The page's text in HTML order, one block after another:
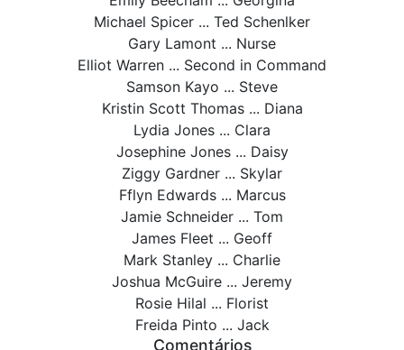
Michael Spicer ... Ted Schenlker
Gary Lamont ... Nurse
Elliot Warren ... Second in Command
Samson Kayo ... Steve
Kristin Scott Thomas ... Diana
Lydia Jones ... Clara
Josephine Jones ... Daisy
Ziggy Gardner ... Skylar
Fflyn Edwards ... Marcus
Jamie Schneider ... Tom
James Fleet ... Geoff
Mark Stanley ... Charlie
Joshua McGuire ... Jeremy
Rosie Hilal ... Florist
Freida Pinto ... Jack
Comentários